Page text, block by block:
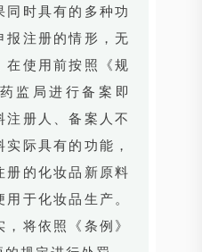
同时具有的多种功
报注册的情形，无
在使用前按照《规
监局进行备案即
注册人、备案人不
际具有的功能，
册的化妆品新原料
于化妆品生产。
将依照《条例》